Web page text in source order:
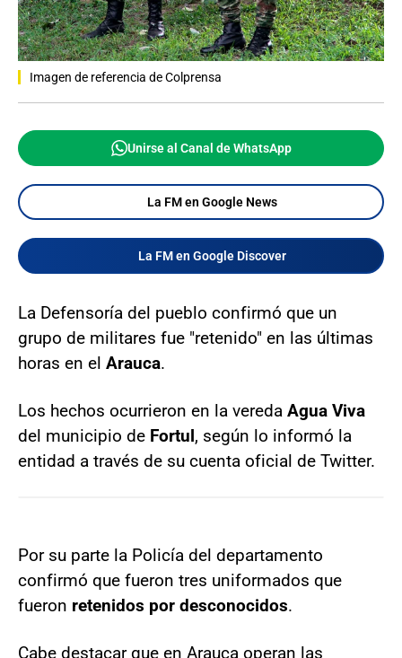
Imagen de referencia de Colprensa
Unirse al Canal de WhatsApp
La FM en Google News
La FM en Google Discover
La Defensoría del pueblo confirmó que un
grupo de militares fue "retenido" en las últimas
horas en el Arauca.
Los hechos ocurrieron en la vereda Agua Viva
del municipio de Fortul, según lo informó la
entidad a través de su cuenta oficial de Twitter.
Por su parte la Policía del departamento
confirmó que fueron tres uniformados que
fueron retenidos por desconocidos.
Cabe destacar que en Arauca operan las